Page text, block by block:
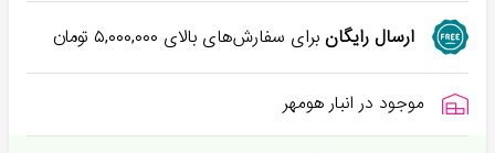
ارسال رایگانبرای سفارش‌های بالای ۵,۰۰۰,۰۰۰تومان
موجود در انبار هومهر